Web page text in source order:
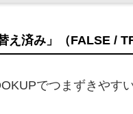
え済み」（FALSE /
でつまずきやす